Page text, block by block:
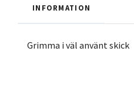
INFORMATION
Grimma i väl använt skick